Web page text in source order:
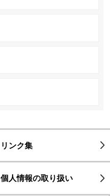
リンク集
個人情報の取り扱い